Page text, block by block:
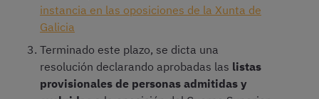
instancia en las oposiciones de la Xunta de
Galicia
Terminado este plazo, se dicta una
resolución declarando aprobadas las listas
provisionales de personas admitidas y